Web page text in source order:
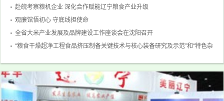
赴皖考察粮机企业 深化合作赋能辽宁粮食产业升级
观廉馆悟初心 守底线担使命
全省大米产业发展及品牌建设工作座谈会在沈阳召开
“粮食干燥超净工程食品挤压制备关键技术与核心装备研究及示范”和“特色杂